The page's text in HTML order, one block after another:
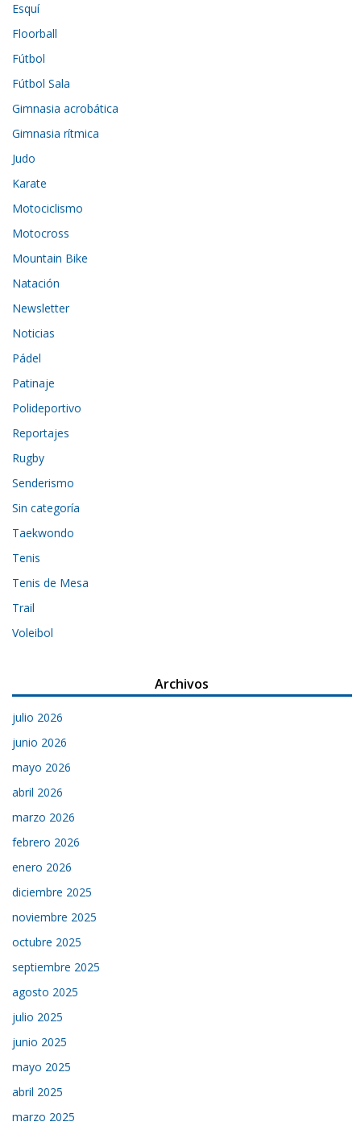
Esquí
Floorball
Fútbol
Fútbol Sala
Gimnasia acrobática
Gimnasia rítmica
Judo
Karate
Motociclismo
Motocross
Mountain Bike
Natación
Newsletter
Noticias
Pádel
Patinaje
Polideportivo
Reportajes
Rugby
Senderismo
Sin categoría
Taekwondo
Tenis
Tenis de Mesa
Trail
Voleibol
Archivos
julio 2026
junio 2026
mayo 2026
abril 2026
marzo 2026
febrero 2026
enero 2026
diciembre 2025
noviembre 2025
octubre 2025
septiembre 2025
agosto 2025
julio 2025
junio 2025
mayo 2025
abril 2025
marzo 2025